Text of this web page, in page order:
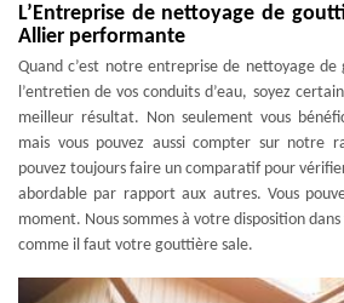
L’Entreprise de nettoyage de
Allier performante
Quand c’est notre entreprise de nettoyage de
l’entretien de vos conduits d’eau, soyez
meilleur résultat. Non seulement vous
mais vous pouvez aussi compter sur notre
pouvez toujours faire un comparatif pour
abordable par rapport aux autres. Vous
moment. Nous sommes à votre disposition
comme il faut votre gouttière sale.